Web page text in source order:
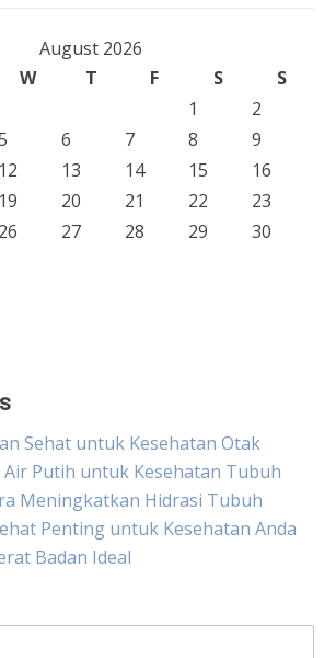
August 2026
W T F S
S
1
2
6 7 8
9
12 13 14 15
16
19 20 21 22
23
26 27 28 29
30
Sehat untuk Kesehatan Otak
Putih untuk Kesehatan Tubuh
Meningkatkan Hidrasi Tubuh
Penting untuk Kesehatan Anda
Badan Ideal